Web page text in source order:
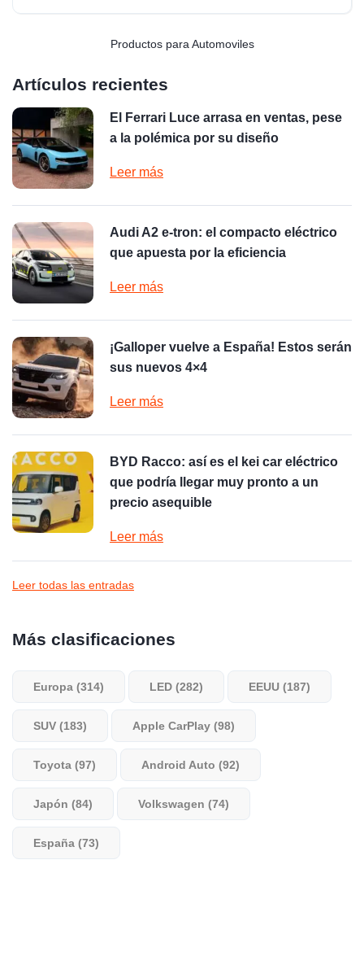
Productos para Automoviles
Artículos recientes
El Ferrari Luce arrasa en ventas, pese
a la polémica por su diseño
Leer más
Audi A2 e-tron: el compacto eléctrico
que apuesta por la eficiencia
Leer más
¡Galloper vuelve a España! Estos serán
sus nuevos 4×4
Leer más
BYD Racco: así es el kei car eléctrico
que podría llegar muy pronto a un
precio asequible
Leer más
Leer todas las entradas
Más clasificaciones
Europa (314) LED (282) EEUU (187)
SUV (183) Apple CarPlay (98)
Toyota (97) Android Auto (92)
Japón (84) Volkswagen (74)
España (73)